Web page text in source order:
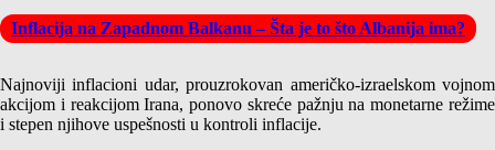
Inflacija na Zapadnom Balkanu – Šta je to što Albanija ima?
Najnoviji inflacioni udar, prouzrokovan američko-izraelskom vojnom
akcijom i reakcijom Irana, ponovo skreće pažnju na monetarne režime
i stepen njihove uspešnosti u kontroli inflacije.